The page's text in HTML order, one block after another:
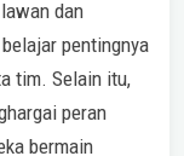
dan
pentingnya
tim. Selain itu,
peran
bermain